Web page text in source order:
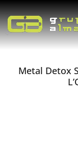
Metal Detox